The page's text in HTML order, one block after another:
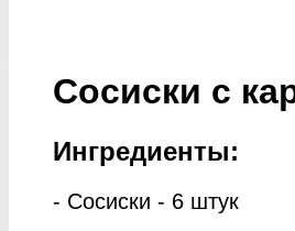
Сосиски с
Ингредиенты:
- Сосиски - 6 штук